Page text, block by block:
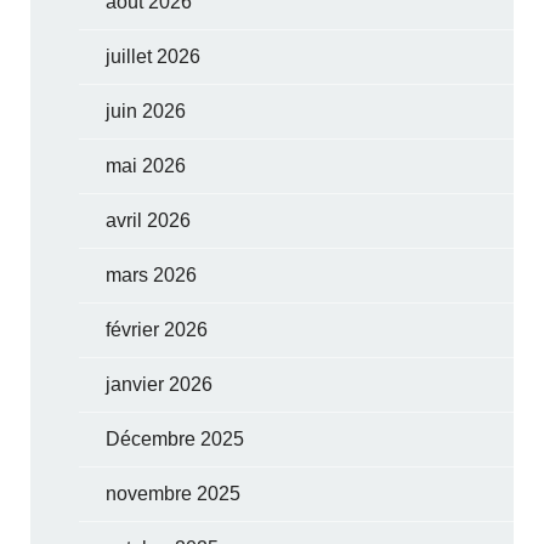
juillet 2026
juin 2026
mai 2026
avril 2026
mars 2026
février 2026
janvier 2026
Décembre 2025
novembre 2025